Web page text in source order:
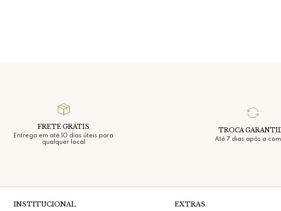
FRETE GRÁTIS
Entrega em até 10 dias úteis para
qualquer local
TROCA
Até 7 dias após a
INSTITUCIONAL EXTRAS